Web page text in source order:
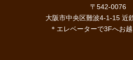
〒542-0076
大阪市中央区難波4-1-15 近
＊エレベーターで3Fへお